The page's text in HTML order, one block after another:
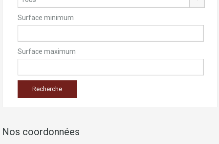
Surface minimum
Surface maximum
Nos coordonnées